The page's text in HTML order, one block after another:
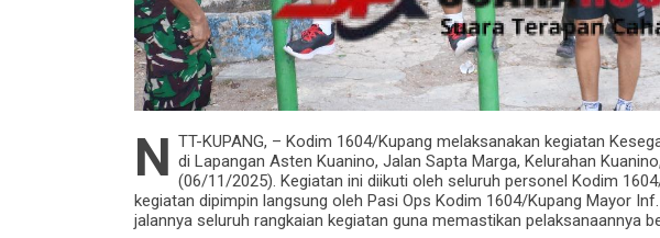
N TT-KUPANG, – Kodim 1604/Kupang melaksanakan kegiatan
di Lapangan Asten Kuanino, Jalan Sapta Marga, Kelurahan
(06/11/2025). Kegiatan ini diikuti oleh seluruh personel Kodim
kegiatan dipimpin langsung oleh Pasi Ops Kodim 1604/Kupang Mayor
jalannya seluruh rangkaian kegiatan guna memastikan pelaksanaannya